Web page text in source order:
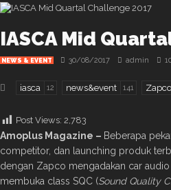
IASCA Mid
NEWS & EVENT 30/08/2017 admin
iasca 12 news&event 141 Zapco
Post Views: 2,783
Amoplus Magazine – Beberapa
competitor, dan launching produk
dengan Zapco mengadakan car
membuka class SQC (Sound Quality